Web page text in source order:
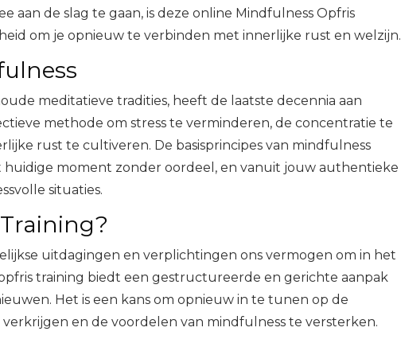
aan de slag te gaan, is deze online Mindfulness Opfris
om je opnieuw te verbinden met innerlijke rust en welzijn.
meditatieve tradities, heeft de laatste decennia aan
methode om stress te verminderen, de concentratie te
rust te cultiveren. De basisprincipes van mindfulness
huidige moment zonder oordeel, en vanuit jouw authentieke
situaties.
uitdagingen en verplichtingen ons vermogen om in het
training biedt een gestructureerde en gerichte aanpak
Het is een kans om opnieuw in te tunen op de
en de voordelen van mindfulness te versterken.